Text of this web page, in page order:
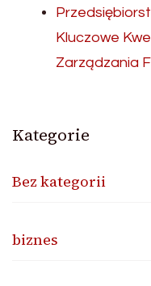
Kluczowe
Zarządzania
Kategorie
Bez kategorii
biznes